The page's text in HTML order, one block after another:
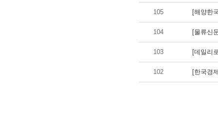
105 [해양한
104 [물류신
103 [데일리
102 [한국경